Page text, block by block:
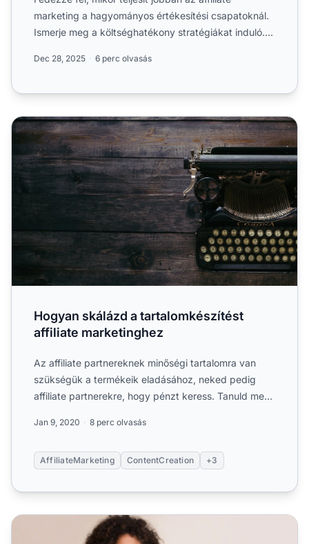
marketing a hagyományos értékesítési csapatoknál.
Ismerje meg a költséghatékony stratégiákat induló....
Dec 28, 2025 6 perc olvasás
Hogyan skálázd a tartalomkészítést affiliate marketinghez
Hogyan skálázd a tartalomkészítést
affiliate marketinghez
Az affiliate partnereknek minőségi tartalomra van
szükségük a termékeik eladásához, neked pedig
affiliate partnerekre, hogy pénzt keress. Tanuld meg,
Jan 9, 2020 8 perc olvasás
AffiliateMarketing ContentCreation +3
Az affiliate marketing 9 előnye (vállalkozásoknak és